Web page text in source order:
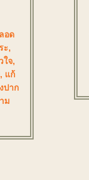
อด
ะ,
ใจ,
, แก้
ปาก
ม